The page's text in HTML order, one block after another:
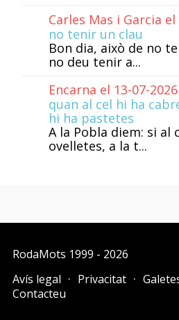
Carles Mas i Garcia el
no tenir un clau
Bon dia, això de no
no deu tenir a...
Encarna el 13-07-2026
quan al cel hi ha
hi ha pastetes
A la Pobla diem: si al
ovelletes, a la t...
RodaMots 1999 - 2026
Avís legal
Privacitat
Contacteu